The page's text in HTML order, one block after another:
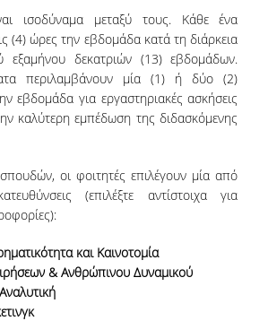
ΣΤΟ ΤΜΗΜΑ
ΕΞΕΤΑΣΕΙΣ
ΦΟΙΤΗΣΗΣ
ΣΠΟΥΔΕΣ
ΦΟΙΤΗΣΗΣ
ΠΡΟΓΡΑΜΜΑ
ισοδύναμα μεταξύ τους. Κάθε ένα
(4) ώρες την εβδομάδα κατά τη διάρκεια
εξαμήνου δεκατριών (13) εβδομάδων.
περιλαμβάνουν μία (1) ή δύο (2)
εβδομάδα για εργαστηριακές ασκήσεις
καλύτερη εμπέδωση της διδασκόμενης
οι φοιτητές επιλέγουν μία από
(επιλέξτε αντίστοιχα για
και Καινοτομία
& Ανθρώπινου Δυναμικού